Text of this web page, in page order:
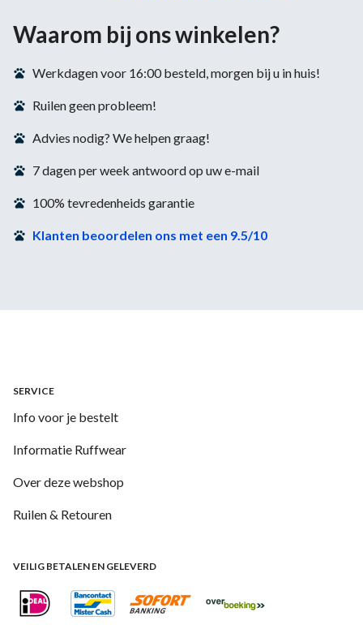
Waarom bij ons winkelen?
Werkdagen voor 16:00 besteld, morgen bij u in huis!
Ruilen geen probleem!
Advies nodig? We helpen graag!
7 dagen per week antwoord op uw e-mail
100% tevredenheids garantie
Klanten beoordelen ons met een 9.5/10
SERVICE
Info voor je bestelt
Informatie Ruffwear
Over deze webshop
Ruilen & Retouren
VEILIG BETALEN EN GELEVERD